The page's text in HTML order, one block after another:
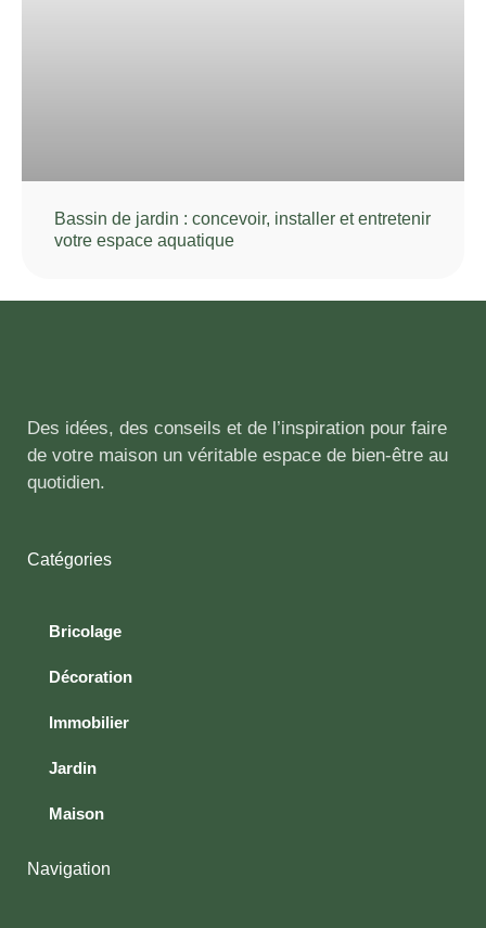
Bassin de jardin : concevoir, installer et entretenir
votre espace aquatique
Des idées, des conseils et de l’inspiration pour faire
de votre maison un véritable espace de bien-être au
quotidien.
Catégories
Bricolage
Décoration
Immobilier
Jardin
Maison
Navigation